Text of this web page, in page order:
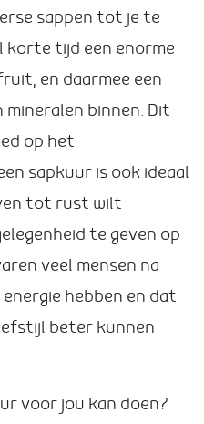
sappen tot je te
korte tijd een enorme
en daarmee een
mineralen binnen. Dit
op het
sapkuur is ook ideaal
tot rust wilt
te geven op
veel mensen na
hebben en dat
beter kunnen
voor jou kan doen?